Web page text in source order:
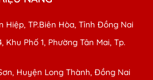
Hiệp, TP.Biên Hòa, Tỉnh Đồng Nai
Phố 1, Phường Tân Mai, Tp.
Huyện Long Thành, Đồng Nai